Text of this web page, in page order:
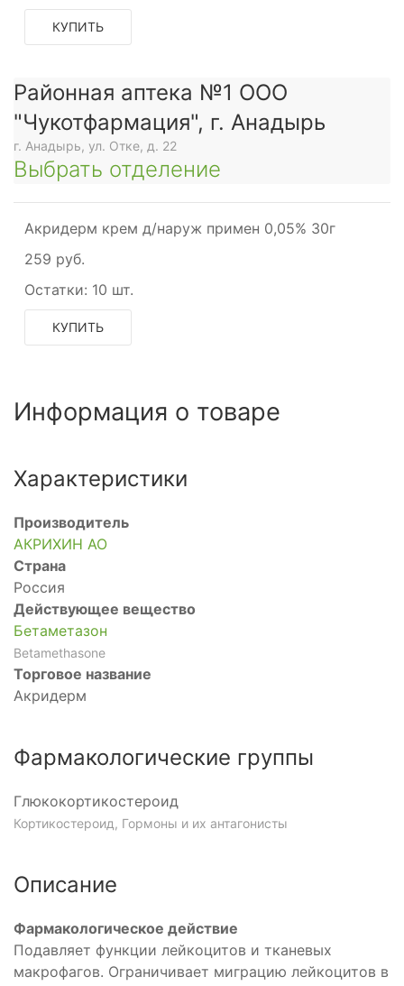
КУПИТЬ
Районная аптека №1 ООО
"Чукотфармация", г. Анадырь
г. Анадырь, ул. Отке, д. 22
Выбрать отделение
Акридерм крем д/наруж примен 0,05% 30г
259 руб.
Остатки: 10 шт.
КУПИТЬ
Информация о товаре
Характеристики
Производитель
АКРИХИН АО
Страна
Россия
Действующее вещество
Бетаметазон
Betamethasone
Торговое название
Акридерм
Фармакологические группы
Глюкокортикостероид
Кортикостероид, Гормоны и их антагонисты
Описание
Фармакологическое действие
Подавляет функции лейкоцитов и тканевых
макрофагов. Ограничивает миграцию лейкоцитов в